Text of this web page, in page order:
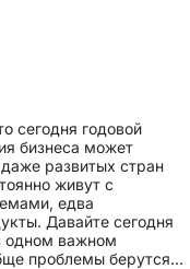
сегодня годовой
бизнеса может
развитых стран
живут с
едва
Давайте сегодня
одном важном
проблемы берутся и